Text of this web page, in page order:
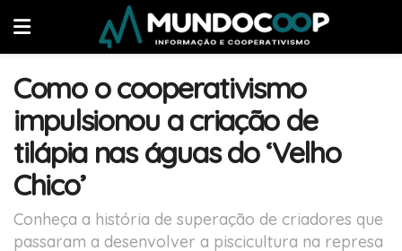
Como o cooperativismo
impulsionou a criação de
tilápia nas águas do ‘Velho
Chico’
Conheça a história de superação de criadores que
passaram a desenvolver a piscicultura na represa